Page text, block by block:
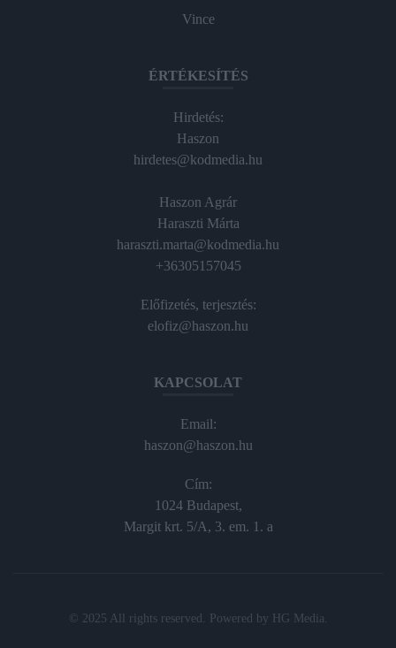
Vince
ÉRTÉKESÍTÉS
Hirdetés:
Haszon
hirdetes@kodmedia.hu
Haszon Agrár
Haraszti Márta
haraszti.marta@kodmedia.hu
+36305157045
Előfizetés, terjesztés:
elofiz@haszon.hu
KAPCSOLAT
Email:
haszon@haszon.hu
Cím:
1024 Budapest,
Margit krt. 5/A, 3. em. 1. a
© 2025 All rights reserved. Powered by HG Media